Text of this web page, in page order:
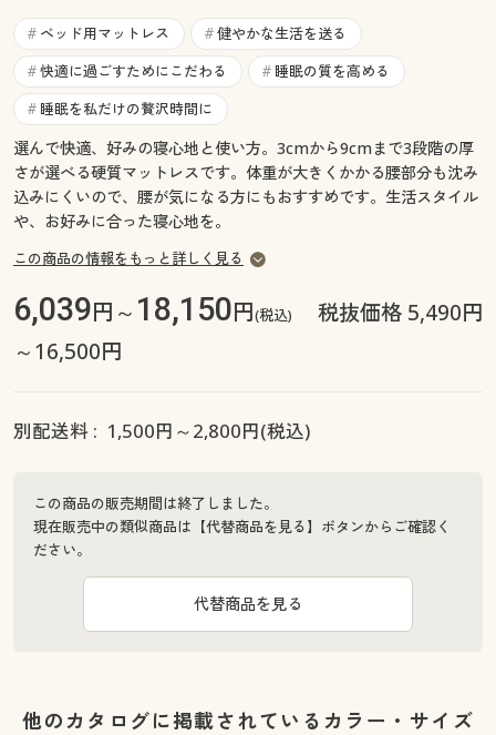
お気に入り
サポート
ご利用ガイド
よくある質問とお問い合わせ
サポート
ご利用ガイド
よくある質問とお問い合わせ
# ベッド用マットレス # 健やかな生活を送る
# 快適に過ごすためにこだわる # 睡眠の質を高める
# 睡眠を私だけの贅沢時間に
選んで快適、好みの寝心地と使い方。3cmから9cmまで3段階の厚
さが選べる硬質マットレスです。体重が大きくかかる腰部分も沈み
込みにくいので、腰が気になる方にもおすすめです。生活スタイル
や、お好みに合った寝心地を。
この商品の情報をもっと詳しく見る
6,039円～ 18,150円(税込)
税抜価格 5,490円
～16,500円
別配送料 : 1,500円～2,800円(税込)
この商品の販売期間は終了しました。
現在販売中の類似商品は【代替商品を見る】ボタンからご確認く
ださい。
代替商品を見る
他のカタログに掲載されているカラー・サイズ